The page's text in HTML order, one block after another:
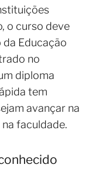
o curso deve
Educação
no
diploma
tem
avançar na
faculdade.